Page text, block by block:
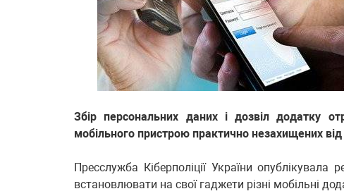
Збір персональних даних і дозвіл додатку
мобільного пристрою практично незахищених від
Пресслужба Кіберполіції України
встановлювати на свої гаджети різні мобільні